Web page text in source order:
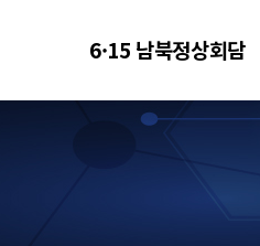
6·15 남북정상회담